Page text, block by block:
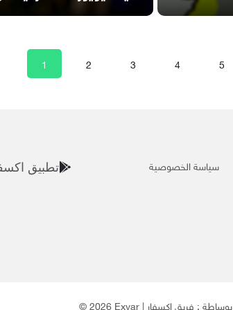
1 2 3 4 5
سياسة الخصوصية تطبيق
© 2026 Exvar | بوساطة : فريق إكسفار